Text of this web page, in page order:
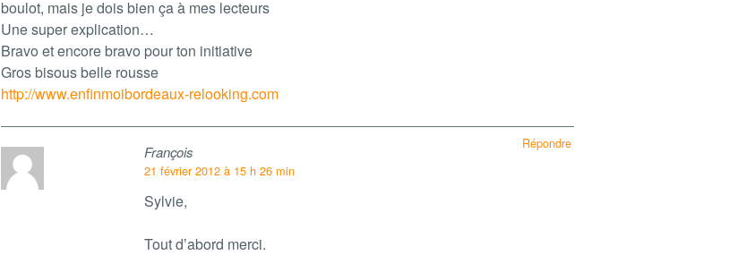
boulot, mais je dois bien ça à mes lecteurs
Une super explication…
Bravo et encore bravo pour ton initiative
Gros bisous belle rousse
http://www.enfinmoibordeaux-relooking.com
François
21 février 2012 à 15 h 26 min
Sylvie,
Tout d’abord merci.
Répondre